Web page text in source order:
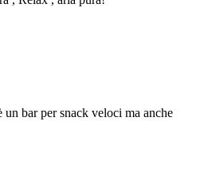
bar per snack veloci ma anche